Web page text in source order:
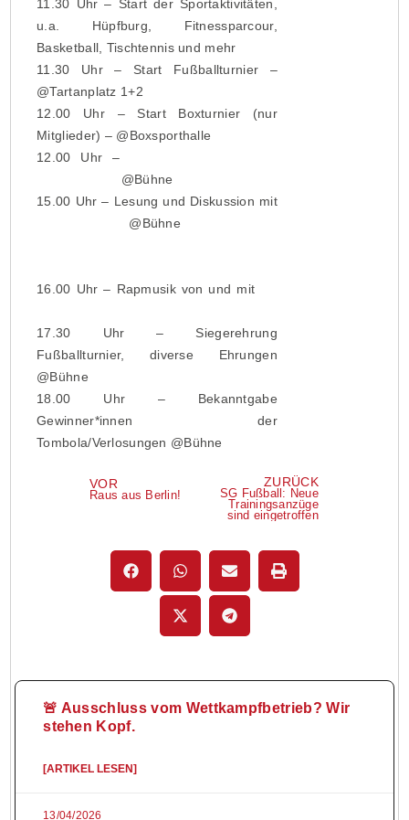
11.30 Uhr – Start der Sportaktivitäten,
u.a. Hüpfburg, Fitnessparcour,
Basketball, Tischtennis und mehr
11.30 Uhr – Start Fußballturnier –
@Tartanplatz 1+2
12.00 Uhr – Start Boxturnier (nur
Mitglieder) – @Boxsporthalle
12.00 Uhr –
@Bühne
15.00 Uhr – Lesung und Diskussion mit
@Bühne
16.00 Uhr – Rapmusik von und mit
17.30 Uhr – Siegerehrung
Fußballturnier, diverse Ehrungen
@Bühne
18.00 Uhr – Bekanntgabe
Gewinner*innen der
Tombola/Verlosungen @Bühne
VOR
Raus aus Berlin!
ZURÜCK
SG Fußball: Neue
Trainingsanzüge
sind eingetroffen
🚨 Ausschluss vom Wettkampfbetrieb? Wir
stehen Kopf.
[ARTIKEL LESEN]
13/04/2026